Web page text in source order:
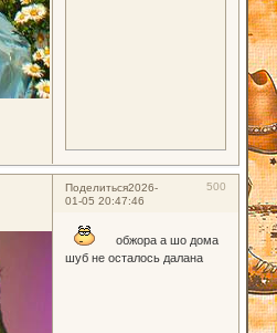
Поделиться 500
2026-
01-05 20:47:46
обжора а шо дома
шуб не осталось далана